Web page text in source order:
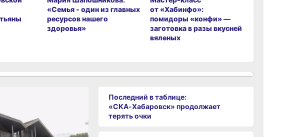
«Семья - один из главных
ресурсов нашего
здоровья»
от «Хабинфо»:
помидоры «конфи» —
заготовка в разы вкусней
вяленых
Последний в таблице:
«СКА‑Хабаровск» продолжает
терять очки